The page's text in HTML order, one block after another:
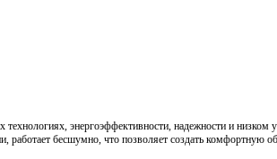
энергоэффективности, надежности и
работает бесшумно, что позволяет создать комфортную